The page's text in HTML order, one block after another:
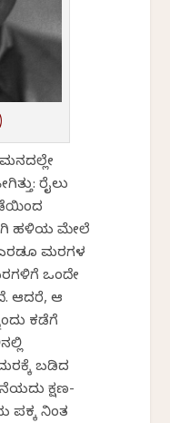
ರೈಲು
ಹಳಿಯ ಮೇಲೆ
ಎರಡೂ ಮರಗಳ
ಒಂದೇ
ಆದರೆ, ಆ
ಕಡೆಗೆ
ಬಡಿದ
ಕ್ಷಣ-
ಪಕ್ಕ ನಿಂತ